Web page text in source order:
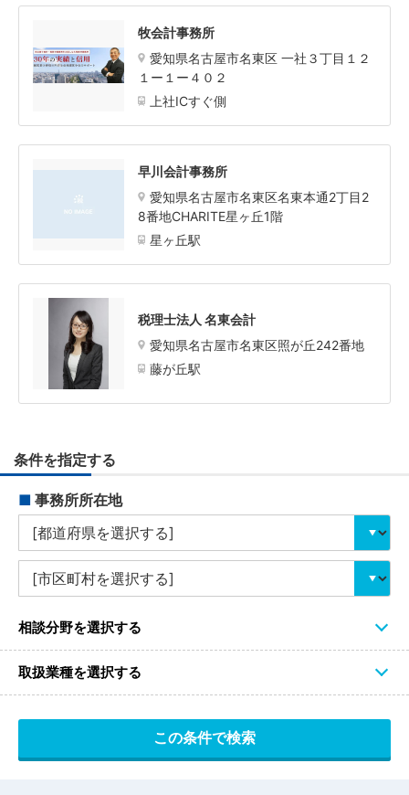
牧会計事務所
愛知県名古屋市名東区 一社３丁目１２
１ー１ー４０２
上社ICすぐ側
早川会計事務所
愛知県名古屋市名東区名東本通2丁目2
8番地CHARITE星ヶ丘1階
星ヶ丘駅
税理士法人 名東会計
愛知県名古屋市名東区照が丘242番地
藤が丘駅
条件を指定する
■ 事務所所在地
相談分野を選択する
取扱業種を選択する